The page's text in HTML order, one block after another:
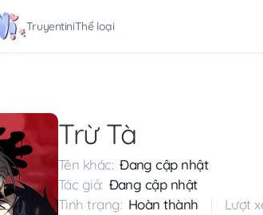
TruyentiniThể loại
Trừ Tà
Tên khác: Đang cập nhật
Tác giả: Đang cập nhật
Tình trạng: Hoàn thành Lượt